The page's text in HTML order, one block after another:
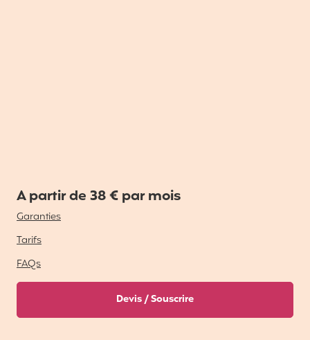
A partir de 38 € par mois
Garanties
Tarifs
FAQs
Devis / Souscrire